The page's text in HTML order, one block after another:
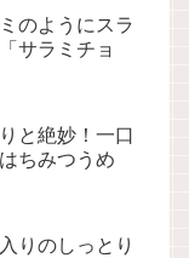
のようにスラ
サラミチョ
と絶妙！一口
ちみつうめ
りのしっとり